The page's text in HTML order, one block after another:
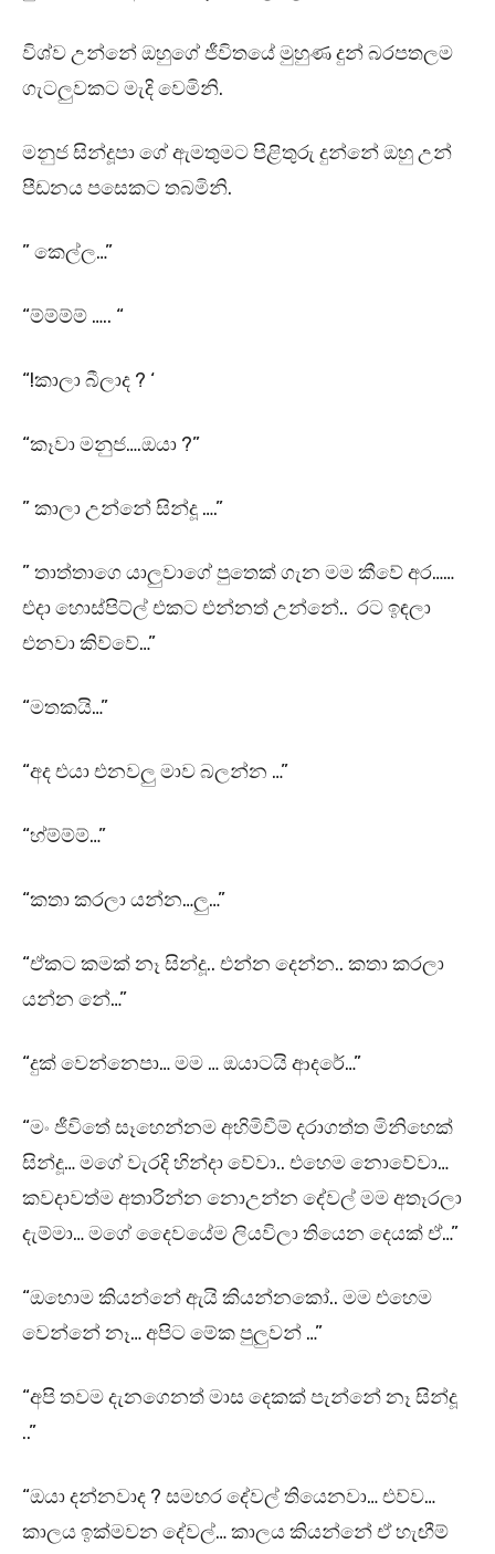
විශ්ව උන්නේ ඔහුගේ ජීවිතයේ මුහුණ දුන් බරපතලම
ගැටලුවකට මැදි වෙමිනි.
මනුජ සින්දූපා ගේ ඇමතුමට පිළිතුරු දුන්නේ ඔහු උන්
පීඩනය පසෙකට තබමිනි.
” කෙල්ල…”
“ම්ම්ම්ම් ….. “
“!කාලා බීලාද ? ‘
“කෑවා මනුජ….ඔයා ?”
” කාලා උන්නේ සින්දූ ….”
” තාත්තාගෙ යාලුවාගේ පුතෙක් ගැන මම කීවේ අර……
එදා හොස්පිට්ල් එකට එන්නත් උන්නේ.. රට ඉඳලා
එනවා කිව්වේ…”
“මතකයි…”
“අද එයා එනවලු මාව බලන්න …”
“හ්ම්ම්ම්…”
“කතා කරලා යන්න…ලු…”
“ඒකට කමක් නෑ සින්දූ.. එන්න දෙන්න.. කතා කරලා
යන්න නේ…”
“දුක් වෙන්නෙපා… මම … ඔයාටයි ආදරේ…”
“මං ජීවිතේ සෑහෙන්නම අහිමිවීම් දරාගත්ත මිනිහෙක්
සින්දූ… මගේ වැරදි හින්දා වේවා.. එහෙම නොවේවා…
කවදාවත්ම අතාරින්න නොඋන්න දේවල් මම අතෑරලා
දැම්මා… මගේ දෛවයේම ලියවිලා තියෙන දෙයක් ඒ…”
“ඔහොම කියන්නේ ඇයි කියන්නකෝ.. මම එහෙම
වෙන්නේ නෑ… අපිට මේක පුලුවන් …”
“අපි තවම දැනගෙනත් මාස දෙකක් පැන්නේ නෑ සින්දූ
..”
“ඔයා දන්නවාද ? සමහර දේවල් තියෙනවා… එව්ව…
කාලය ඉක්මවන දේවල්… කාලය කියන්නේ ඒ හැඟීම්